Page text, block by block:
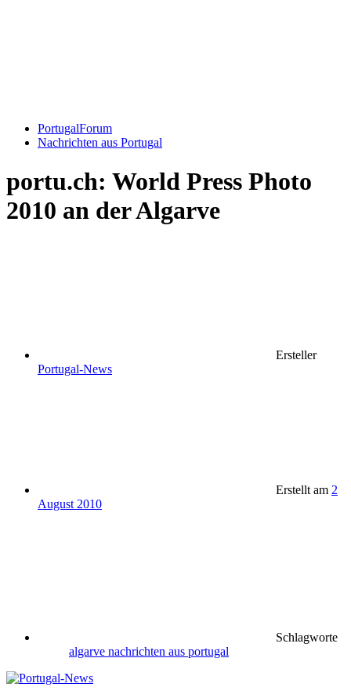
PortugalForum
Nachrichten aus Portugal
portu.ch: World Press Photo
2010 an der Algarve
Ersteller
Portugal-News
Erstellt am 2
August 2010
Schlagworte
algarve nachrichten aus portugal